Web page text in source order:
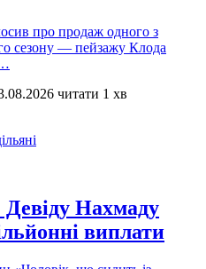
про продаж одного з
сезону — пейзажу Клода
читати 1 хв
Нахмаду
виплати